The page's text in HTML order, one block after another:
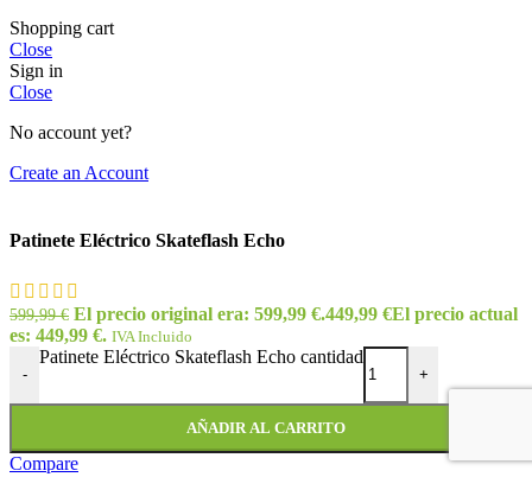
Shopping cart
Close
Sign in
Close
No account yet?
Create an Account
Patinete Eléctrico Skateflash Echo
599,99€ El precio original era: 599,99 €.449,99 €El precio actual
es: 449,99 €. IVA Incluido
-
Patinete Eléctrico Skateflash Echo cantidad
+
AÑADIR AL CARRITO
Compare